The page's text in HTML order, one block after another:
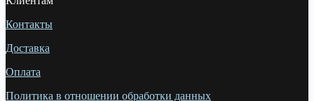
Контакты
Доставка
Оплата
Политика в отношении обработки данных